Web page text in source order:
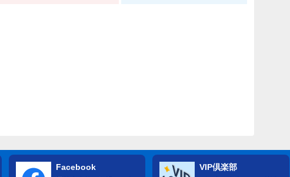
Facebook VIP倶楽部